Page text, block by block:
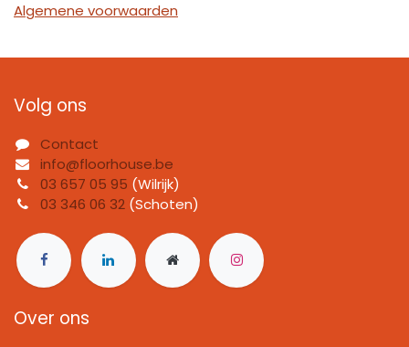
Algemene voorwaarden
Volg ons
Contact
info@floorhouse.be
03 657 05 95 (Wilrijk)
03 346 06 32 (Schoten)
Over ons